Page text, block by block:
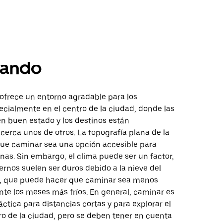
un entorno agradable para los
en el centro de la ciudad, donde las
buen estado y los destinos están
unos de otros. La topografía plana de la
caminar sea una opción accesible para
Sin embargo, el clima puede ser un factor,
suelen ser duros debido a la nieve del
que puede hacer que caminar sea menos
los meses más fríos. En general, caminar es
para distancias cortas y para explorar el
de la ciudad, pero se deben tener en cuenta